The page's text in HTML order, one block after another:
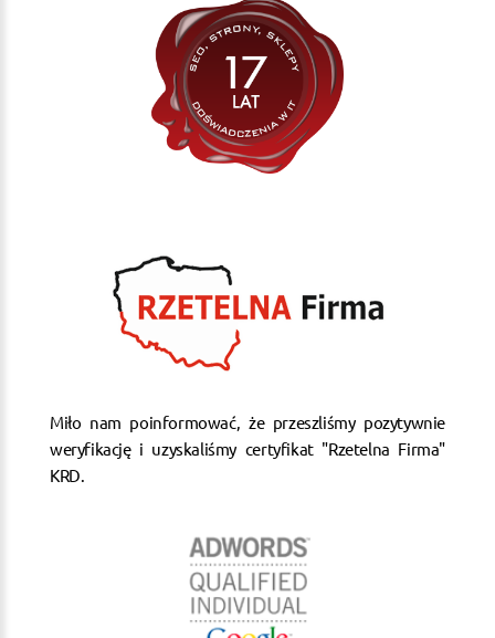
Miło nam poinformować, że przeszliśmy pozytywnie
weryfikację i uzyskaliśmy certyfikat "Rzetelna Firma"
KRD.